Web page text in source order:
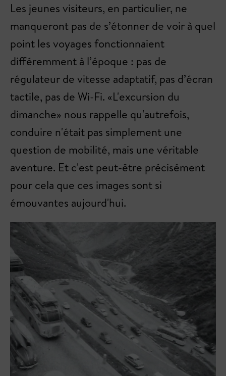
Les jeunes visiteurs, en particulier, ne
manqueront pas de s’étonner de voir à quel
point les voyages fonctionnaient
différemment à l’époque : pas de
régulateur de vitesse adaptatif, pas d’écran
tactile, pas de Wi-Fi. «L'excursion du
dimanche» nous rappelle qu'autrefois,
conduire n'était pas simplement une
question de mobilité, mais une véritable
aventure. Et c'est peut-être précisément
pour cela que ces images sont si
émouvantes aujourd'hui.